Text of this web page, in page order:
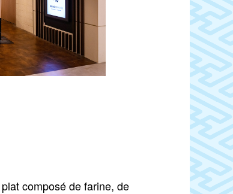
composé de farine, de